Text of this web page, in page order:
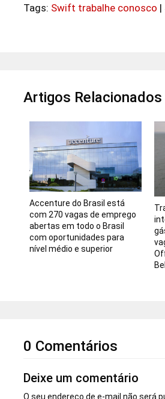
Tags: Swift trabalhe conosco |
Artigos Relacionados
Accenture do Brasil está
com 270 vagas de emprego
abertas em todo o Brasil
com oportunidades para
nível médio e superior
0 Comentários
Deixe um comentário
O seu endereço de e-mail não será